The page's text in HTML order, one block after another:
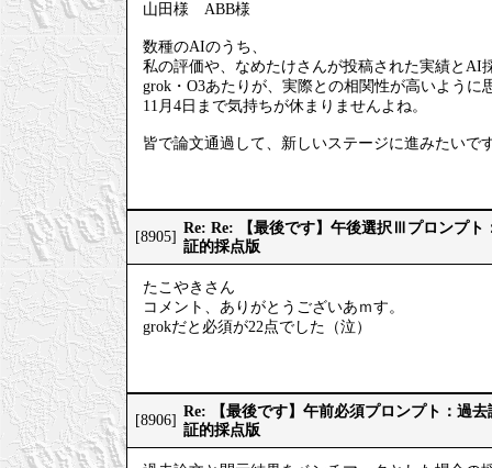
山田様 ABB様
数種のAIのうち、
私の評価や、なめたけさんが投稿された実績とAI
grok・O3あたりが、実際との相関性が高いように
11月4日まで気持ちが休まりませんよね。
皆で論文通過して、新しいステージに進みたいで
[8905]
Re: Re: 【最後です】午後選択Ⅲプロンプト
証的採点版
たこやきさん
コメント、ありがとうございあｍす。
grokだと必須が22点でした（泣）
[8906]
Re: 【最後です】午前必須プロンプト：過
証的採点版